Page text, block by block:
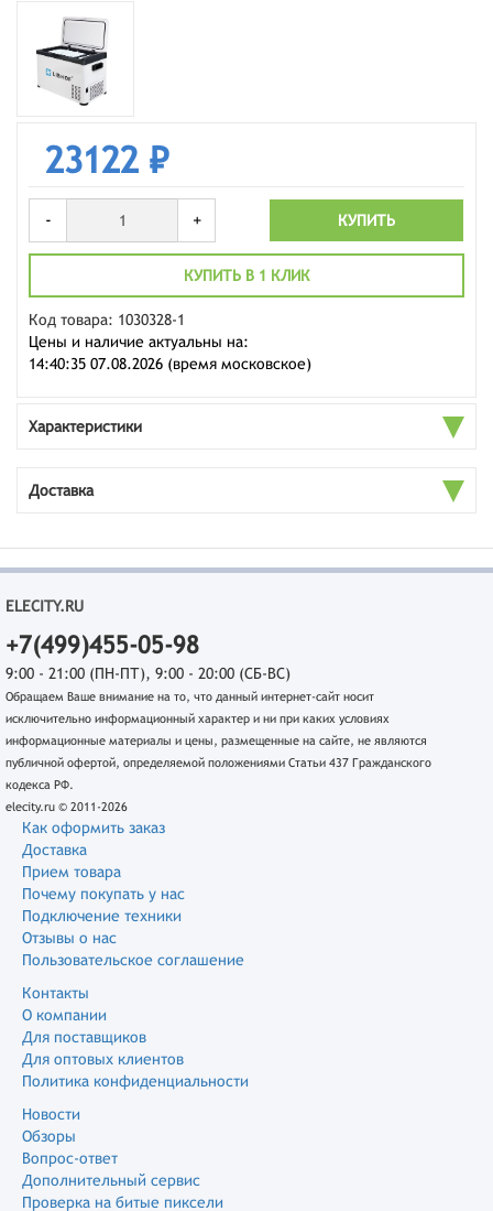
23122 ₽
- + КУПИТЬ
КУПИТЬ В 1 КЛИК
Код товара: 1030328-1
Цены и наличие актуальны на:
14:40:35 07.08.2026 (время московское)
Характеристики
Доставка
ELECITY.RU
+7(499)455-05-98
9:00 - 21:00 (ПН-ПТ), 9:00 - 20:00 (СБ-ВС)
Обращаем Ваше внимание на то, что данный интернет-сайт носит
исключительно информационный характер и ни при каких условиях
информационные материалы и цены, размещенные на сайте, не являются
публичной офертой, определяемой положениями Статьи 437 Гражданского
кодекса РФ.
elecity.ru © 2011-2026
Как оформить заказ
Доставка
Прием товара
Почему покупать у нас
Подключение техники
Отзывы о нас
Пользовательское соглашение
Контакты
О компании
Для поставщиков
Для оптовых клиентов
Политика конфиденциальности
Новости
Обзоры
Вопрос-ответ
Дополнительный сервис
Проверка на битые пиксели